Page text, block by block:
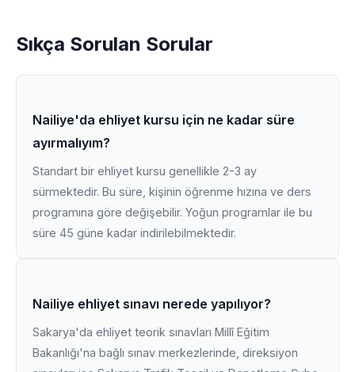
Sıkça Sorulan Sorular
Nailiye'da ehliyet kursu için ne kadar süre
ayırmalıyım?
Standart bir ehliyet kursu genellikle 2-3 ay
sürmektedir. Bu süre, kişinin öğrenme hızına ve ders
programına göre değişebilir. Yoğun programlar ile bu
süre 45 güne kadar indirilebilmektedir.
Nailiye ehliyet sınavı nerede yapılıyor?
Sakarya'da ehliyet teorik sınavları Millî Eğitim
Bakanlığı'na bağlı sınav merkezlerinde, direksiyon